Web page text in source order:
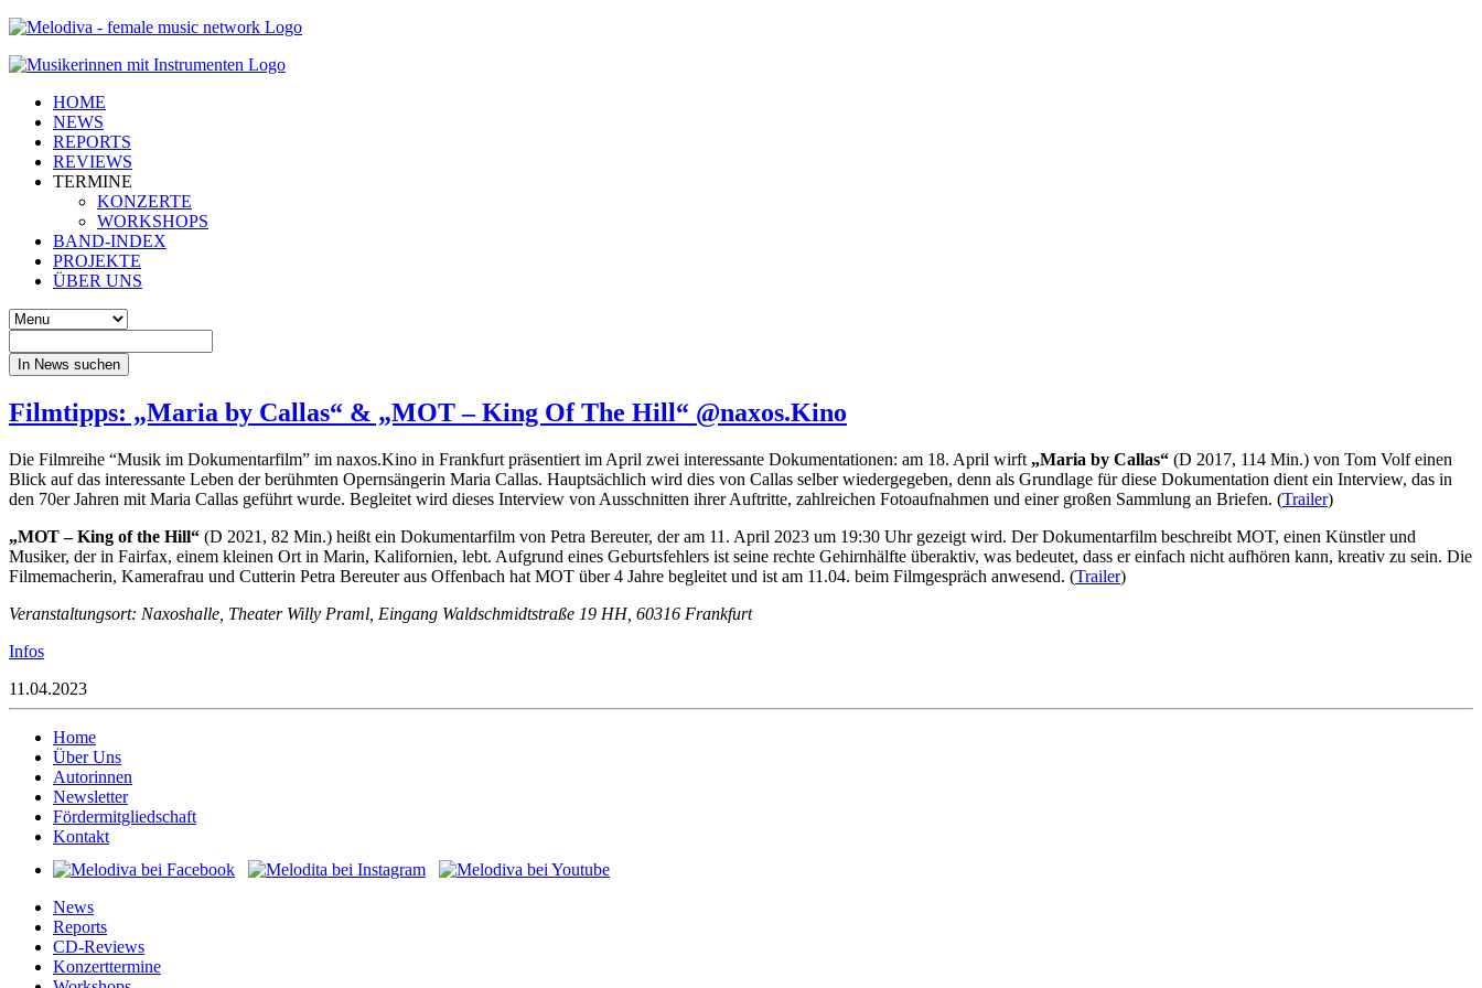
HOME
NEWS
REPORTS
REVIEWS
TERMINE
KONZERTE
WORKSHOPS
BAND-INDEX
PROJEKTE
ÜBER UNS
In News suchen
Filmtipps: „Maria by Callas“ & „MOT – King Of The Hill“ @naxos.Kino
Die Filmreihe “Musik im Dokumentarfilm” im naxos.Kino in Frankfurt präsentiert im April zwei interessante Dokumentationen: am 18. April wirft „Maria by Callas“ (D 2017, 114 Min.) von Tom Volf einen
Blick auf das interessante Leben der berühmten Opernsängerin Maria Callas. Hauptsächlich wird dies von Callas selber wiedergegeben, denn als Grundlage für diese Dokumentation dient ein Interview, das in
den 70er Jahren mit Maria Callas geführt wurde. Begleitet wird dieses Interview von Ausschnitten ihrer Auftritte, zahlreichen Fotoaufnahmen und einer großen Sammlung an Briefen. (Trailer)
„MOT – King of the Hill“ (D 2021, 82 Min.) heißt ein Dokumentarfilm von Petra Bereuter, der am 11. April 2023 um 19:30 Uhr gezeigt wird. Der Dokumentarfilm beschreibt MOT, einen Künstler und
Musiker, der in Fairfax, einem kleinen Ort in Marin, Kalifornien, lebt. Aufgrund eines Geburtsfehlers ist seine rechte Gehirnhälfte überaktiv, was bedeutet, dass er einfach nicht aufhören kann, kreativ zu sein. Die
Filmemacherin, Kamerafrau und Cutterin Petra Bereuter aus Offenbach hat MOT über 4 Jahre begleitet und ist am 11.04. beim Filmgespräch anwesend. (Trailer)
Veranstaltungsort: Naxoshalle, Theater Willy Praml, Eingang Waldschmidtstraße 19 HH, 60316 Frankfurt
Infos
11.04.2023
Home
Über Uns
Autorinnen
Newsletter
Fördermitgliedschaft
Kontakt
News
Reports
CD-Reviews
Konzerttermine